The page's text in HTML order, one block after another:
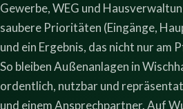
Gewerbe, WEG und
saubere Prioritäten (Eingänge,
und ein Ergebnis, das nicht nur am
So bleiben Außenanlagen in
ordentlich, nutzbar und
und einem Ansprechpartner. Auf